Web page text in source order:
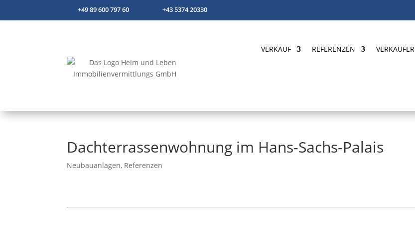
+49 89 600 797 60 +43 5374 20330
VERKAUF REFERENZEN VERKÄUFER
Dachterrassenwohnung im Hans-Sachs-Palais
Neubauanlagen, Referenzen